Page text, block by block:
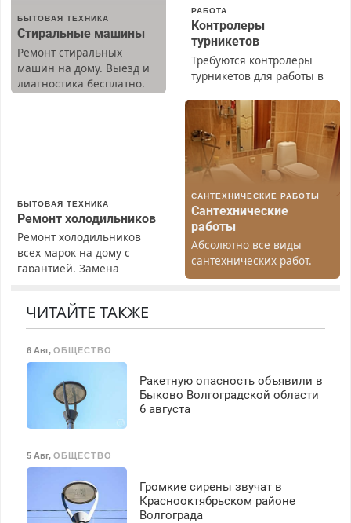
БЫТОВАЯ ТЕХНИКА
Стиральные машины
Ремонт стиральных
машин на дому. Выезд и
диагностика бесплатно.
РАБОТА
Контролеры
турникетов
Требуются контролеры
турникетов для работы в
(мужчины, женщины).
Прием по ТК РФ. График
работы любой.
Бесплатное проживание.
З/п – до 96000 рублей до
Ежемесячно
выплачивается денежная
премия. Возможно
бесплатное обучение,
получение документов,
работа инспектором по
125000 руб.
БЫТОВАЯ ТЕХНИКА
Ремонт холодильников
Ремонт холодильников
всех марок на дому с
гарантией. Замена
Недорого. Без выходных.
Все районы. Скидка.
Вызов бесплатный.
САНТЕХНИЧЕСКИЕ РАБОТЫ
Сантехнические
работы
Абсолютно все виды
сантехнических работ.
Быстро. Качественно.
ЧИТАЙТЕ ТАКЖЕ
6 Авг, ОБЩЕСТВО
Ракетную опасность объявили в
Быково Волгоградской области
6 августа
5 Авг, ОБЩЕСТВО
Громкие сирены звучат в
Краснооктябрьском районе
Волгограда